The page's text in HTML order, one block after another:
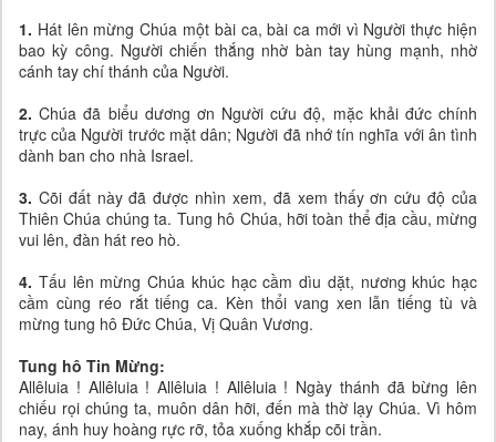
1. Hát lên mừng Chúa một bài ca, bài ca mới vì Người thực hiện
bao kỳ công. Người chiến thắng nhờ bàn tay hùng mạnh, nhờ
cánh tay chí thánh của Người.
2. Chúa đã biểu dương ơn Người cứu độ, mặc khải đức chính
trực của Người trước mặt dân; Người đã nhớ tín nghĩa với ân tình
dành ban cho nhà Israel.
3. Cõi đất này đã được nhìn xem, đã xem thấy ơn cứu độ của
Thiên Chúa chúng ta. Tung hô Chúa, hỡi toàn thể địa cầu, mừng
vui lên, đàn hát reo hò.
4. Tấu lên mừng Chúa khúc hạc cầm dìu dặt, nương khúc hạc
cầm cùng réo rắt tiếng ca. Kèn thổi vang xen lẫn tiếng tù và
mừng tung hô Đức Chúa, Vị Quân Vương.
Tung hô Tin Mừng:
Allêluia ! Allêluia ! Allêluia ! Allêluia ! Ngày thánh đã bừng lên
chiếu rọi chúng ta, muôn dân hỡi, đến mà thờ lạy Chúa. Vì hôm
nay, ánh huy hoàng rực rỡ, tỏa xuống khắp cõi trần.